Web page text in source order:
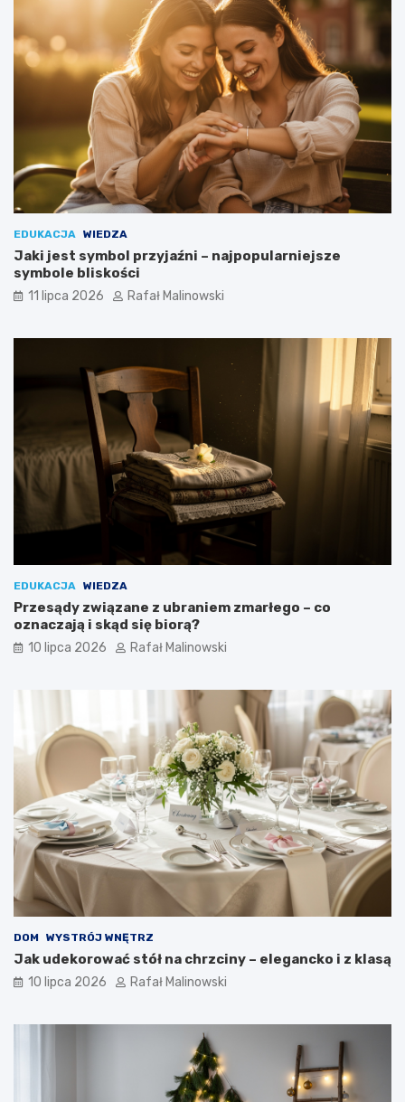
EDUKACJA WIEDZA
Jaki jest symbol przyjaźni – najpopularniejsze
symbole bliskości
11 lipca 2026 Rafał Malinowski
EDUKACJA WIEDZA
Przesądy związane z ubraniem zmarłego – co
oznaczają i skąd się biorą?
10 lipca 2026 Rafał Malinowski
DOM WYSTRÓJ WNĘTRZ
Jak udekorować stół na chrzciny – elegancko i z klasą
10 lipca 2026 Rafał Malinowski